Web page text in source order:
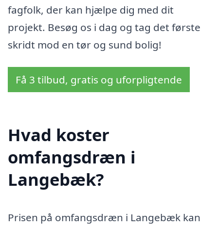
fagfolk, der kan hjælpe dig med dit
projekt. Besøg os i dag og tag det første
skridt mod en tør og sund bolig!
Få 3 tilbud, gratis og uforpligtende
Hvad koster
omfangsdræn i
Langebæk?
Prisen på omfangsdræn i Langebæk kan